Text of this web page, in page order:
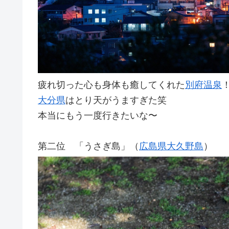
疲れ切った心も身体も癒してくれた 別府温泉
大分県はとり天がうますぎた笑
本当にもう一度行きたいな〜
第二位 「うさぎ島」（ 広島県大久野島 ）